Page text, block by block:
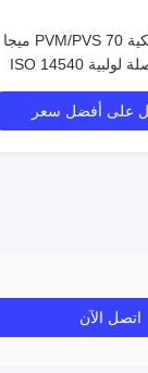
وصلات هيدروليكية PVM/PVS 70 ميجا
باسكال ذات وصلة لولبية ISO 14540
مخروطي عالي الضغط
على أفضل سعر
اتصل الآن